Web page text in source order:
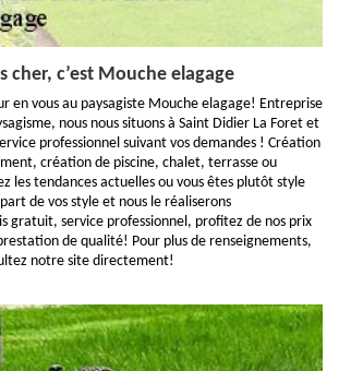
cher, c’est Mouche elagage
en vous au paysagiste Mouche elagage! Entreprise
nous nous situons à Saint Didier La Foret et
professionnel suivant vos demandes ! Création
création de piscine, chalet, terrasse ou
les tendances actuelles ou vous êtes plutôt style
de vos style et nous le réaliserons
gratuit, service professionnel, profitez de nos prix
de qualité! Pour plus de renseignements,
notre site directement!